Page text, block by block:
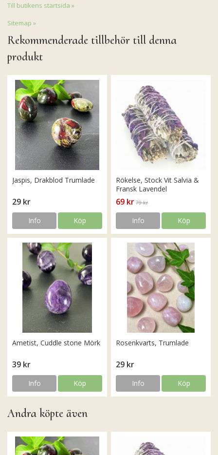
Till butikens startsida »
Sitemap »
Rekommenderade tillbehör till denna
produkt
Jaspis, Drakblod Trumlade
29 kr
Info Köp
Rökelse, Stock Vit Salvia &
Fransk Lavendel
69 kr 79 kr
Info Köp
Ametist, Cuddle stone Mörk
39 kr
Info Köp
Rosenkvarts, Trumlade
29 kr
Info Köp
Andra köpte även